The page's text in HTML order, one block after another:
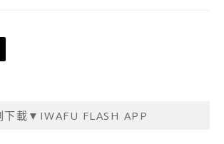
下載▼IWAFU FLASH APP